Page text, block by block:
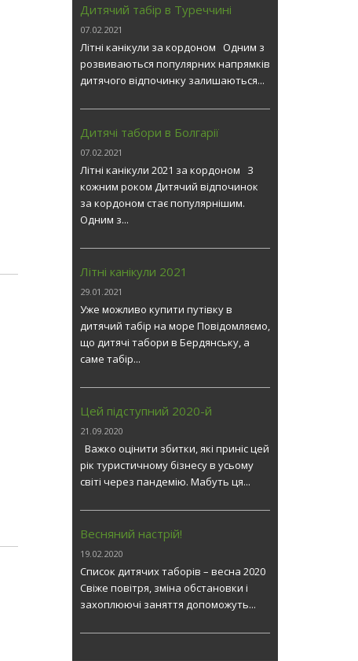
Дитячий табір в Туреччині
07.02.2021
Літні канікули за кордоном Одним з
розвиваються популярних напрямків
дитячого відпочинку залишаються...
Дитячі табори в Болгарії
07.02.2021
Літні канікули 2021 за кордоном З
кожним роком Дитячий відпочинок
за кордоном стає популярнішим.
Одним з...
Літні канікули 2021
29.01.2021
Уже можливо купити путівку в
дитячий табір на море Повідомляємо,
що дитячі табори в Бердянську, а
саме табір...
Цей підступний 2020-й
21.09.2020
Важко оцінити збитки, які приніс цей
рік туристичному бізнесу в усьому
світі через пандемію. Мабуть ця...
Весняний настрій!
19.02.2020
Список дитячих таборів – весна 2020
Свіже повітря, зміна обстановки і
захоплюючі заняття допоможуть...